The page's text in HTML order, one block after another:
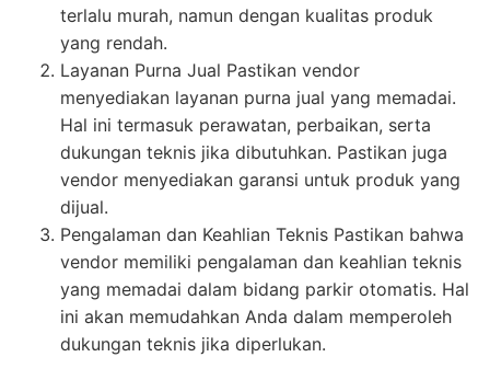
terlalu murah, namun dengan kualitas produk
yang rendah.
Layanan Purna Jual Pastikan vendor
menyediakan layanan purna jual yang memadai.
Hal ini termasuk perawatan, perbaikan, serta
dukungan teknis jika dibutuhkan. Pastikan juga
vendor menyediakan garansi untuk produk yang
dijual.
Pengalaman dan Keahlian Teknis Pastikan bahwa
vendor memiliki pengalaman dan keahlian teknis
yang memadai dalam bidang parkir otomatis. Hal
ini akan memudahkan Anda dalam memperoleh
dukungan teknis jika diperlukan.